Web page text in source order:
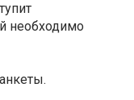
необходимо